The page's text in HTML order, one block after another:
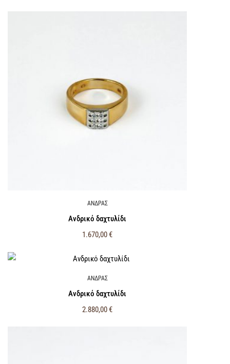
ΑΝΔΡΑΣ
Ανδρικό δαχτυλίδι
1.670,00€
ΑΝΔΡΑΣ
Ανδρικό δαχτυλίδι
2.880,00€